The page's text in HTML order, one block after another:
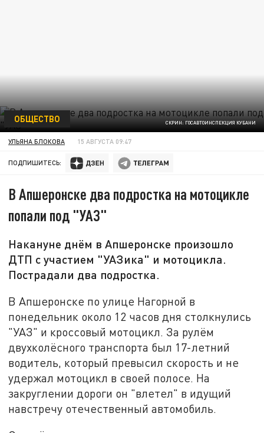
СКРИН: ГОСАВТОИНСПЕКЦИЯ КУБАНИ
ОБЩЕСТВО
УЛЬЯНА БЛОКОВА 15 АВГУСТА 09:47
ПОДПИШИТЕСЬ:
В Апшеронске два подростка на мотоцикле
попали под "УАЗ"
Накануне днём в Апшеронске произошло
ДТП с участием "УАЗика" и мотоцикла.
Пострадали два подростка.
В Апшеронске по улице Нагорной в
понедельник около 12 часов дня столкнулись
"УАЗ" и кроссовый мотоцикл. За рулём
двухколёсного транспорта был 17-летний
водитель, который превысил скорость и не
удержал мотоцикл в своей полосе. На
закруглении дороги он "влетел" в идущий
навстречу отечественный автомобиль.